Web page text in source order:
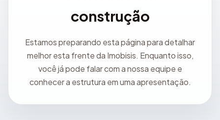
construção
Estamos preparando esta página para detalhar
melhor esta frente da Imobisis. Enquanto isso,
você já pode falar com a nossa equipe e
conhecer a estrutura em uma apresentação.